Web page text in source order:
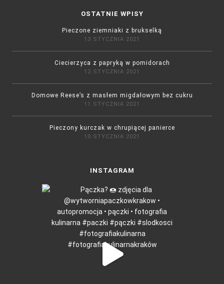
OSTATNIE WPISY
Pieczone ziemniaki z brukselką
13 STYCZNIA 2021
Ciecierzyca z papryką w pomidorach
12 STYCZNIA 2021
Domowe Reese’s z masłem migdałowym bez cukru
11 STYCZNIA 2021
Pieczony kurczak w chrupiącej panierce
10 STYCZNIA 2021
INSTAGRAM